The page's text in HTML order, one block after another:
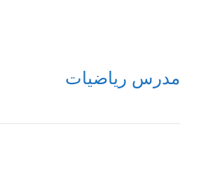
مدرس رياضيات